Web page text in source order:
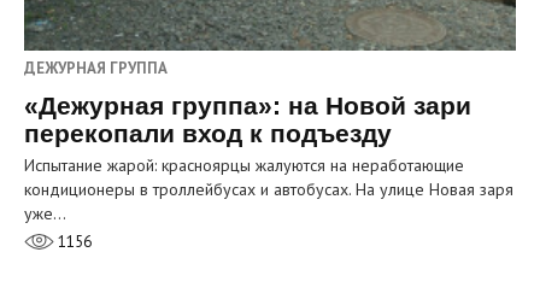
ДЕЖУРНАЯ ГРУППА
«Дежурная группа»: на Новой зари
перекопали вход к подъезду
Испытание жарой: красноярцы жалуются на неработающие
кондиционеры в троллейбусах и автобусах. На улице Новая заря
уже…
1156